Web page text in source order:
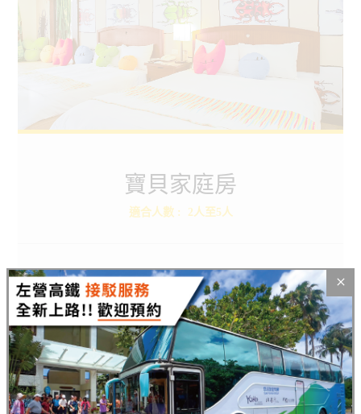
寶貝家庭房
適合人數: 2人至5人
盡情玩耍，安心入睡，讓房間不只是休息的地方，寶貝
家庭房結合床與木地板，將樂趣延伸無極限！
寶貝家庭房
Baby Family
快來探索更多悠活的小秘密